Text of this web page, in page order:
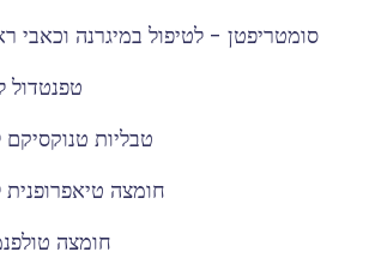
סומטריפטן - לטיפול במיגרנה וכאבי
טבליות
חומצה
חומצה